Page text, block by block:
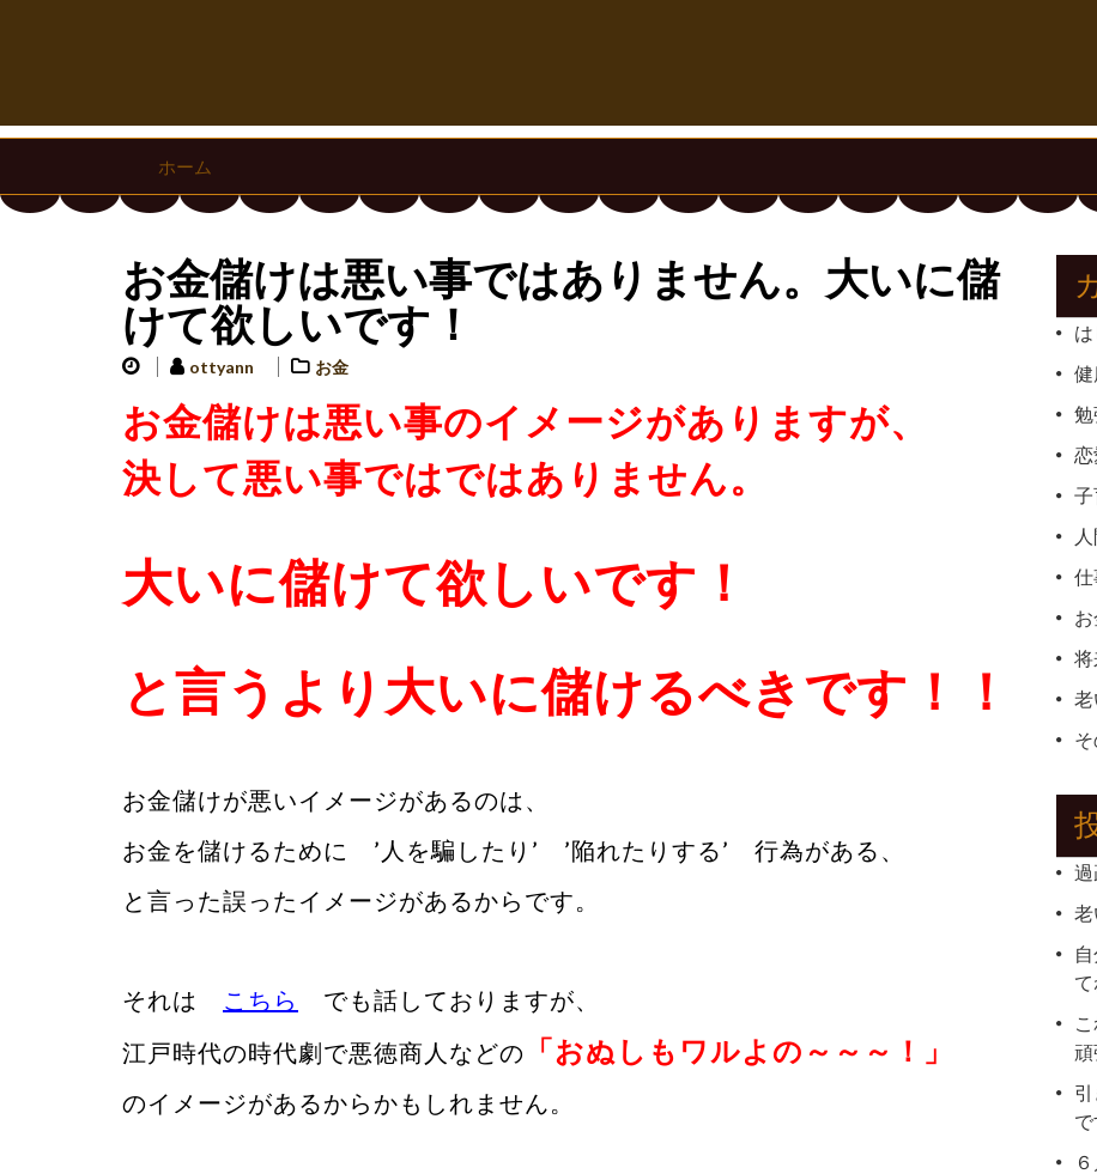
ホーム
お金儲けは悪い事ではありません。大いに儲
けて欲しいです！
ottyann お金
お金儲けは悪い事のイメージがありますが、
決して悪い事ではではありません。
大いに儲けて欲しいです！
と言うより大いに儲けるべきです！！
お金儲けが悪いイメージがあるのは、
お金を儲けるために ’人を騙したり’ ’陥れたりする’ 行為がある、
と言った誤ったイメージがあるからです。
それは こちら
でも話しておりますが、
江戸時代の時代劇で悪徳商人などの
「おぬしもワルよの～～～！」
のイメージがあるからかもしれません。
勉
恋
子
老
老
て
頑
で